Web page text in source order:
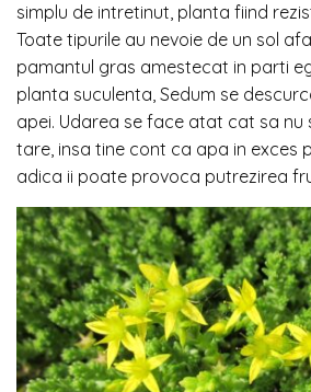
simplu de intretinut, planta fiind
Toate tipurile au nevoie de un sol
pamantul gras amestecat in parti
planta suculenta, Sedum se
apei. Udarea se face atat cat sa nu
tare, insa tine cont ca apa in exces
adica ii poate provoca putrezirea